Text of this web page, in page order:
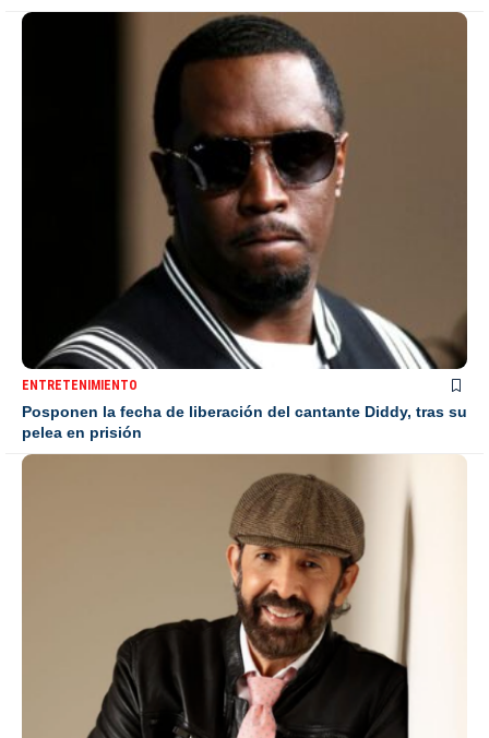
ENTRETENIMIENTO
Posponen la fecha de liberación del cantante Diddy, tras su
pelea en prisión